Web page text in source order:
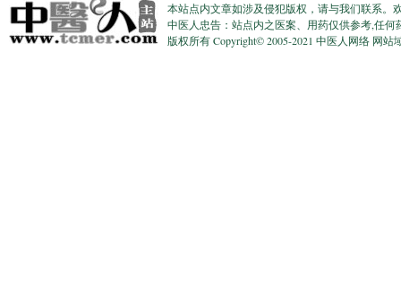
本站点内文章如涉及侵犯版权，请与我们联系。
中医人忠告：站点内之医案、用药仅供参考,任
版权所有 Copyright© 2005-2021 中医人网络 网站